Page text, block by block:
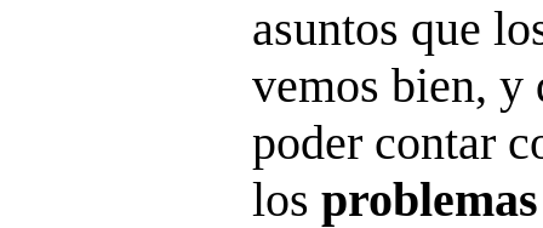
asuntos que
vemos bien, y
poder contar
los